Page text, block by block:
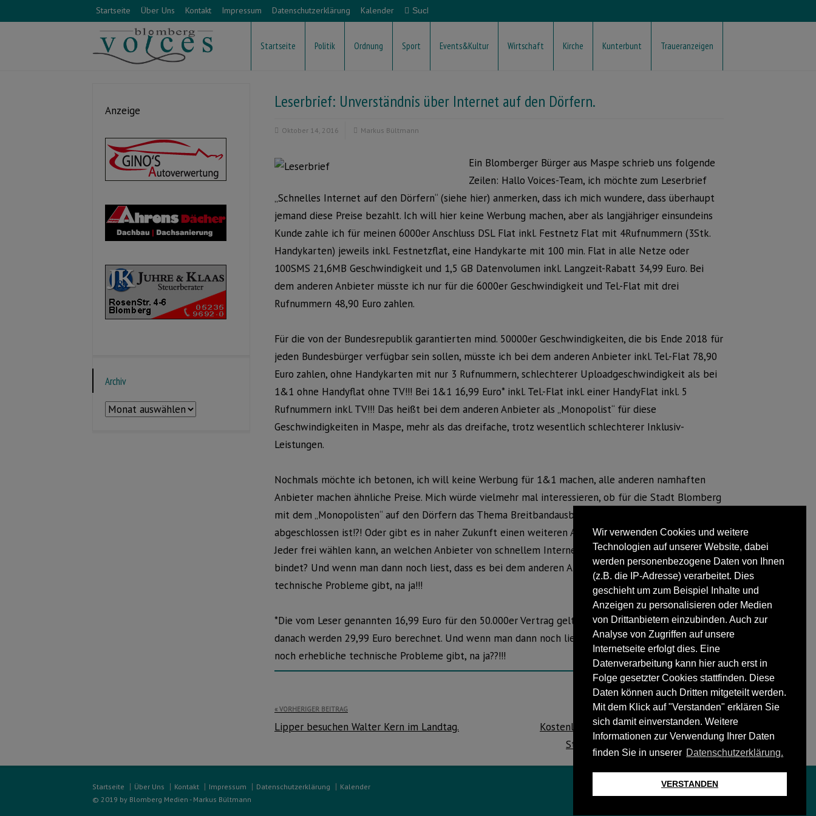
Wir verwenden Cookies und weitere
Technologien auf unserer Website, dabei
werden personenbezogene Daten von Ihnen
(z.B. die IP-Adresse) verarbeitet. Dies
geschieht um zum Beispiel Inhalte und
Anzeigen zu personalisieren oder Medien
von Drittanbietern einzubinden. Auch zur
Analyse von Zugriffen auf unsere
Internetseite erfolgt dies. Eine
Datenverarbeitung kann hier auch erst in
Folge gesetzter Cookies stattfinden. Diese
Daten können auch Dritten mitgeteilt werden.
Mit dem Klick auf "Verstanden" erklären Sie
sich damit einverstanden. Weitere
Informationen zur Verwendung Ihrer Daten
finden Sie in unserer Datenschutzerklärung.
VERSTANDEN
Startseite Über Uns Kontakt Impressum Datenschutzerklärung Kalender
Startseite Politik Ordnung Sport Events&Kultur Wirtschaft Kirche Kunterbunt Traueranzeigen
Leserbrief: Unverständnis über Internet auf den Dörfern.
Oktober 14, 2016 Markus Bültmann
Ein Blomberger Bürger aus Maspe schrieb uns folgende
Zeilen: Hallo Voices-Team, ich möchte zum Leserbrief
„Schnelles Internet auf den Dörfern“ (siehe hier) anmerken, dass ich mich wundere, dass überhaupt
jemand diese Preise bezahlt. Ich will hier keine Werbung machen, aber als langjähriger einsundeins
Kunde zahle ich für meinen 6000er Anschluss DSL Flat inkl. Festnetz Flat mit 4Rufnummern (3Stk.
Handykarten) jeweils inkl. Festnetzflat, eine Handykarte mit 100 min. Flat in alle Netze oder
100SMS 21,6MB Geschwindigkeit und 1,5 GB Datenvolumen inkl. Langzeit-Rabatt 34,99 Euro. Bei
dem anderen Anbieter müsste ich nur für die 6000er Geschwindigkeit und Tel.-Flat mit drei
Rufnummern 48,90 Euro zahlen.
Für die von der Bundesrepublik garantierten mind. 50000er Geschwindigkeiten, die bis Ende 2018 für
jeden Bundesbürger verfügbar sein sollen, müsste ich bei dem anderen Anbieter inkl. Tel.-Flat 78,90
Euro zahlen, ohne Handykarten mit nur 3 Rufnummern, schlechterer Uploadgeschwindigkeit als bei
1&1 ohne Handyflat ohne TV!!! Bei 1&1 16,99 Euro* inkl. Tel.-Flat inkl. einer HandyFlat inkl. 5
Rufnummern inkl. TV!!! Das heißt bei dem anderen Anbieter als „Monopolist“ für diese
Geschwindigkeiten in Maspe, mehr als das dreifache, trotz wesentlich schlechterer Inklusiv-
Leistungen.
Nochmals möchte ich betonen, ich will keine Werbung für 1&1 machen, alle anderen namhaften
Anbieter machen ähnliche Preise. Mich würde vielmehr mal interessieren, ob für die Stadt Blomberg
mit dem „Monopolisten“ auf den Dörfern das Thema Breitbandausbau in den Ländlichen Regionen
abgeschlossen ist!?! Oder gibt es in naher Zukunft einen weiteren Ausbau mit Glasfaser?? Damit
Jeder frei wählen kann, an welchen Anbieter von schnellem Internet er sich für welchen Preis
bindet? Und wenn man dann noch liest, dass es bei dem anderen Anbieter auch noch erhebliche
technische Probleme gibt, na ja!!!
*Die vom Leser genannten 16,99 Euro für den 50.000er Vertrag gelten für die ersten 12 Monate,
danach werden 29,99 Euro berechnet. Und wenn man dann noch liest, dass es bei Sewikom auch
noch erhebliche technische Probleme gibt, na ja??!!!
Beitragsnavigation
VORHERIGER BEITRAG
Lipper besuchen Walter Kern im Landtag.
NÄCHSTER BEITRAG
Kostenlose Sammelaktion von Baum- und
Strauchschnitt aus Privathaushalten
Anzeige
Archiv
Archiv
Startseite Über Uns Kontakt Impressum Datenschutzerklärung
Kalender
© 2019 by Blomberg Medien - Markus Bültmann